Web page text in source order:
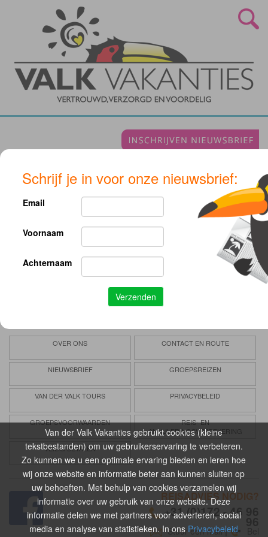
Schrijf je in voor onze nieuwsbrief:
Email
Voornaam
Achternaam
Van der Valk Vakanties gebruikt cookies (kleine
tekstbestanden) om uw gebruikerservaring te verbeteren.
Zo kunnen we u een optimale ervaring bieden en leren hoe
wij onze website en informatie beter aan kunnen sluiten op
uw behoeften. Met behulp van cookies verzamelen wij
informatie over uw gebruik van onze website. Deze
informatie delen we met partners voor adverteren, social
media en analyse van statistieken. In ons Privacybeleid
Trondheim
Helaas voldoet geen van onze reizen aan uw zoekcriteria, pas uw
Vertrouwd
OVER ONS CONTACT EN ROUTE
NIEUWSBRIEF GROEPSREIZEN
VAN DER VALK TOURS PRIVACYBELEID
GROEPSVOORWAARDEN
REIS- EN
ANNULERINGSVERZEKERING
VEILIG BETALEN
REISADVIES NODIG?
+31 (0)172 - 46 96
Stuur een mail|